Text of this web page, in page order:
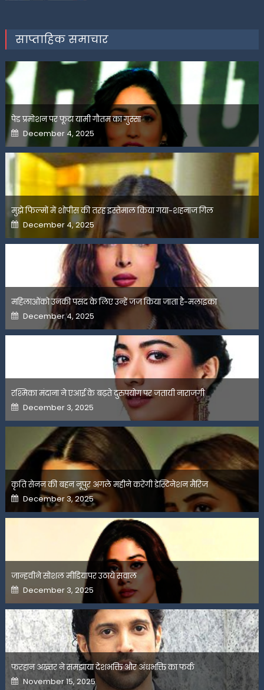
साप्ताहिक समाचार
पेड प्रमोशन पर फूटा यामी गौतम का गुस्सा
Posted
on
December 4, 2025
मुझे फिल्मों में शोपीस की तरह इस्तेमाल किया गया-शहनाज गिल
Posted
on
December 4, 2025
महिलाओंको उनकी पसंद के लिए उन्हें जज किया जाता है-मलाइका
Posted
on
December 4, 2025
रश्मिका मंदाना ने एआई के बढ़ते दुरुपयोग पर जतायी नाराजगी
Posted
on
December 3, 2025
कृति सेनन की बहन नूपुर अगले महीने करेंगी डेस्टिनेशन मैरिज
Posted
on
December 3, 2025
जान्हवीने सोशल मीडियापर उठाये सवाल
Posted
on
December 3, 2025
फरहान अख्तर ने समझाया देशभक्ति और अंधभक्ति का फर्क
Posted
on
November 15, 2025